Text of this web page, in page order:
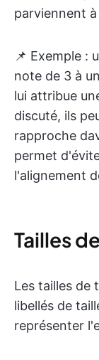
parviennent
📌 Exemple :
note de 3 à
lui attribue
discuté, ils
rapproche
permet
l'alignement
Tailles
Les tailles de
libellés de
représenter